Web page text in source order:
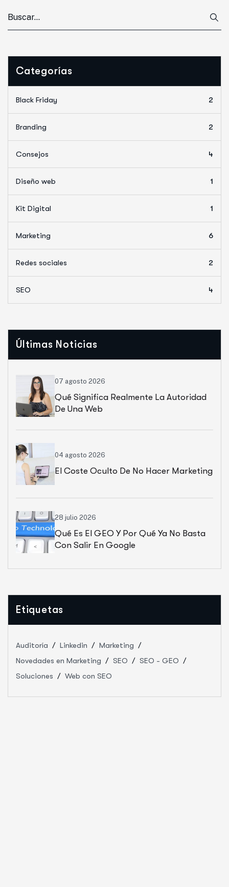
Categorías
Black Friday 2
Branding 2
Consejos 4
Diseño web 1
Kit Digital 1
Marketing 6
Redes sociales 2
SEO 4
Últimas Noticias
07 agosto 2026
Qué Significa Realmente La Autoridad
De Una Web
04 agosto 2026
El Coste Oculto De No Hacer Marketing
28 julio 2026
Qué Es El GEO Y Por Qué Ya No Basta
Con Salir En Google
Etiquetas
Auditoría Linkedin
Marketing
Novedades en Marketing
SEO
SEO - GEO
Soluciones
Web con SEO